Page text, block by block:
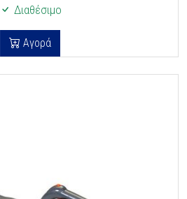
Διαθέσιμο
Αγορά